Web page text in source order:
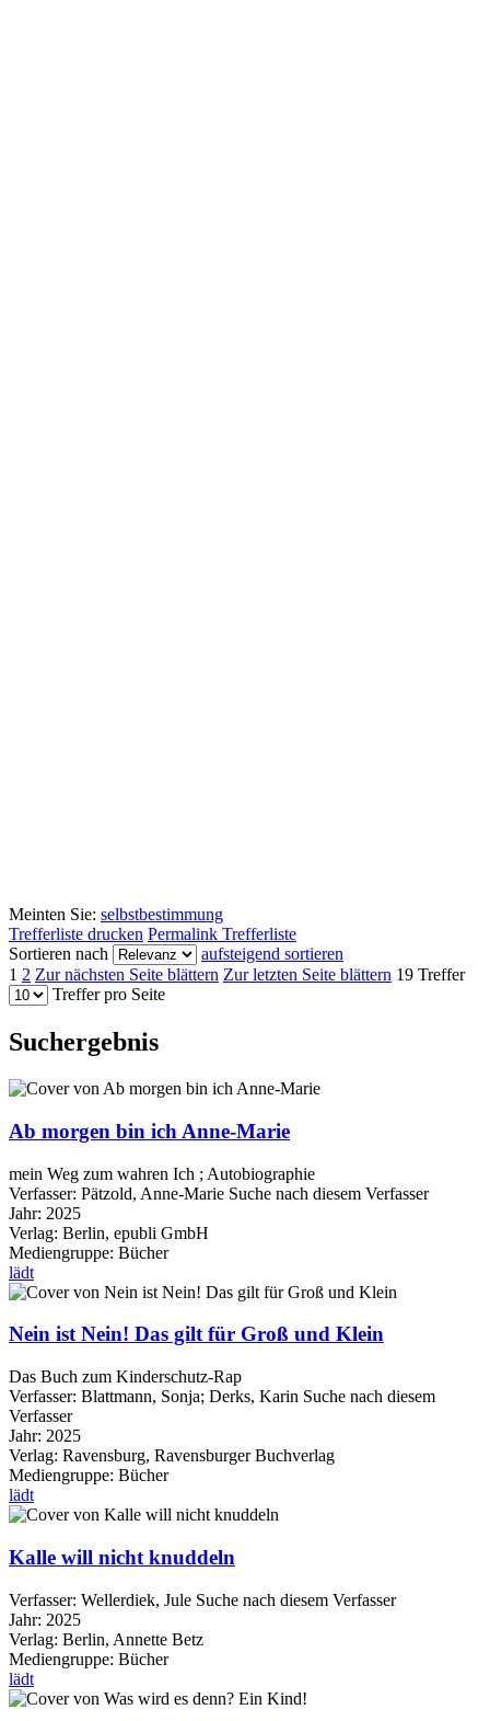
Meinten Sie: selbstbestimmung
Trefferliste drucken Permalink Trefferliste
Sortieren nach
aufsteigend sortieren
1 2 Zur nächsten Seite blättern Zur letzten Seite blättern 19 Treffer
Treffer pro Seite
Suchergebnis
Ab morgen bin ich Anne-Marie
mein Weg zum wahren Ich ; Autobiographie
Verfasser: Pätzold, Anne-Marie Suche nach diesem Verfasser
Jahr: 2025
Verlag: Berlin, epubli GmbH
Mediengruppe: Bücher
lädt
Nein ist Nein! Das gilt für Groß und Klein
Das Buch zum Kinderschutz-Rap
Verfasser: Blattmann, Sonja; Derks, Karin Suche nach diesem
Verfasser
Jahr: 2025
Verlag: Ravensburg, Ravensburger Buchverlag
Mediengruppe: Bücher
lädt
Kalle will nicht knuddeln
Verfasser: Wellerdiek, Jule Suche nach diesem Verfasser
Jahr: 2025
Verlag: Berlin, Annette Betz
Mediengruppe: Bücher
lädt